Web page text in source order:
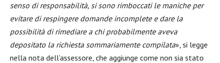
senso di responsabilità, si sono rimboccati le maniche per
evitare di respingere domande incomplete e dare la
possibilità di rimediare a chi probabilmente aveva
depositato la richiesta sommariamente compilata», si legge
nella nota dell’assessore, che aggiunge come non sia stato